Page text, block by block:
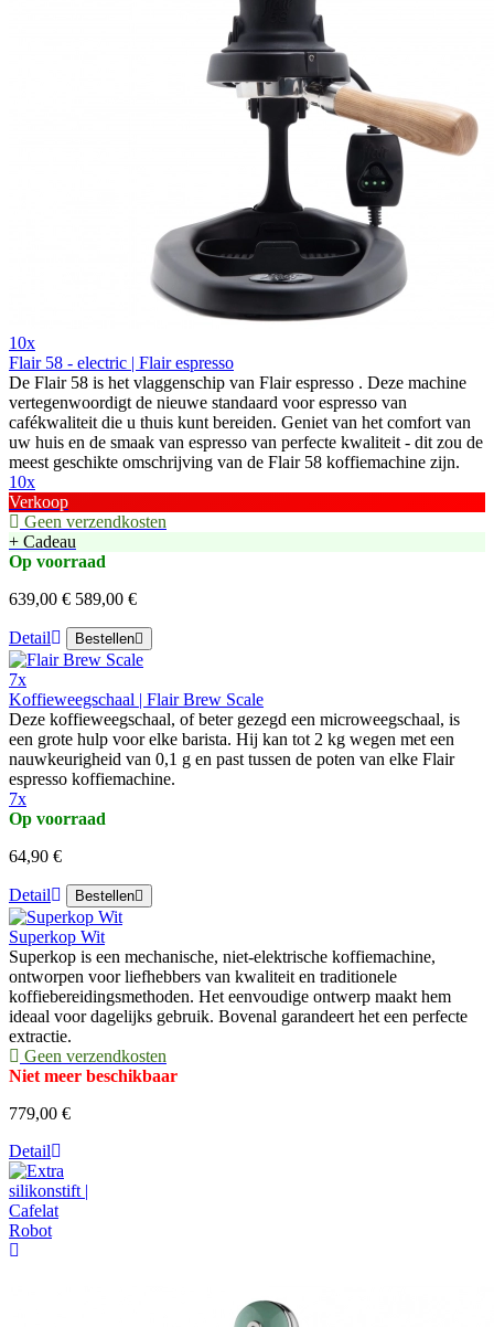
10x
Flair 58 - electric | Flair espresso
De Flair 58 is het vlaggenschip van Flair espresso . Deze machine
vertegenwoordigt de nieuwe standaard voor espresso van
cafékwaliteit die u thuis kunt bereiden. Geniet van het comfort van
uw huis en de smaak van espresso van perfecte kwaliteit - dit zou de
meest geschikte omschrijving van de Flair 58 koffiemachine zijn.
10x
Verkoop
Geen verzendkosten
+ Cadeau
Op voorraad
639,00 € 589,00 €
Detail Bestellen
7x
Koffieweegschaal | Flair Brew Scale
Deze koffieweegschaal, of beter gezegd een microweegschaal, is
een grote hulp voor elke barista. Hij kan tot 2 kg wegen met een
nauwkeurigheid van 0,1 g en past tussen de poten van elke Flair
espresso koffiemachine.
7x
Op voorraad
64,90 €
Detail Bestellen
Superkop Wit
Superkop is een mechanische, niet-elektrische koffiemachine,
ontworpen voor liefhebbers van kwaliteit en traditionele
koffiebereidingsmethoden. Het eenvoudige ontwerp maakt hem
ideaal voor dagelijks gebruik. Bovenal garandeert het een perfecte
extractie.
Geen verzendkosten
Niet meer beschikbaar
779,00 €
Detail